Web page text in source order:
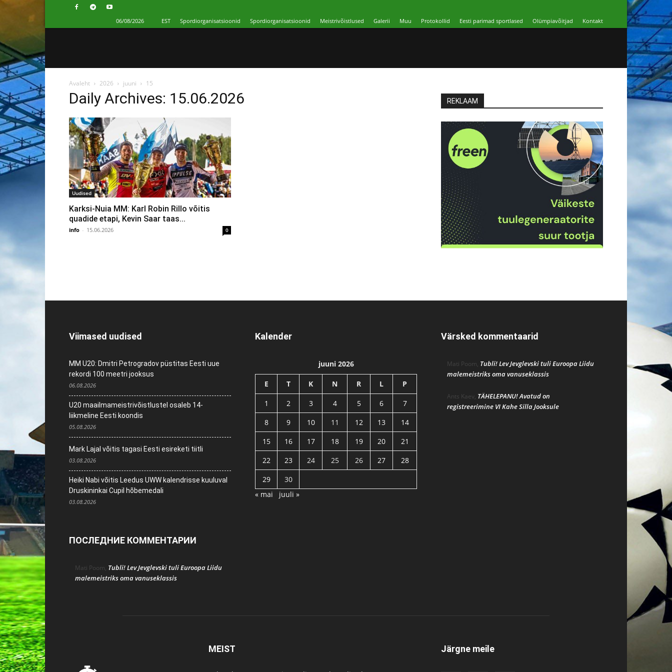
06/08/2026 EST Spordiorganisatsioonid Spordiorganisatsioonid Meistrivõistlused Galerii Muu Protokollid Eesti parimad sportlased Olümpiavõitjad Kontakt
Avaleht 2026 juuni 15
Daily Archives: 15.06.2026
Uudised
Karksi-Nuia MM: Karl Robin Rillo võitis
quadide etapi, Kevin Saar taas...
info - 15.06.2026 0
REKLAAM
Viimased uudised
MM U20: Dmitri Petrogradov püstitas Eesti uue
rekordi 100 meetri jooksus
06.08.2026
U20 maailmameistrivõistlustel osaleb 14-
liikmeline Eesti koondis
05.08.2026
Mark Lajal võitis tagasi Eesti esireketi tiitli
03.08.2026
Heiki Nabi võitis Leedus UWW kalendrisse kuuluval
Druskininkai Cupil hõbemedali
03.08.2026
ПОСЛЕДНИЕ КОММЕНТАРИИ
Mati Poom, Tubli! Lev Jevglevski tuli Euroopa Liidu
malemeistriks oma vanuseklassis
Kalender
juuni 2026
E T K N R L P
1 2 3 4 5 6
7
8
9 10 11 12 13
14
15
16 17 18 19 20
21
22
23 24 25 26 27
28
29
30
« mai
juuli »
Värsked kommentaarid
Mati Poom, Tubli! Lev Jevglevski tuli Euroopa Liidu
malemeistriks oma vanuseklassis
Ants Kaev, TÄHELEPANU! Avatud on
registreerimine VI Kahe Silla Jooksule
MEIST Järgne meile